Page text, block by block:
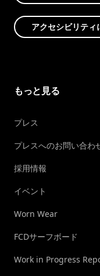
アクセシビリティ
もっと見る
プレス
プレスへのお問い合わ
採用情報
イベント
Worn Wear
FCDサーフボード
Work in Progress